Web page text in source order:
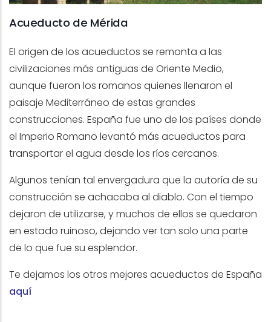
Acueducto de Mérida
El origen de los acueductos se remonta a las
civilizaciones más antiguas de Oriente Medio,
aunque fueron los romanos quienes llenaron el
paisaje Mediterráneo de estas grandes
construcciones. España fue uno de los países donde
el Imperio Romano levantó más acueductos para
transportar el agua desde los ríos cercanos.
Algunos tenían tal envergadura que la autoría de su
construcción se achacaba al diablo. Con el tiempo
dejaron de utilizarse, y muchos de ellos se quedaron
en estado ruinoso, dejando ver tan solo una parte
de lo que fue su esplendor.
Te dejamos los otros mejores acueductos de España
aquí